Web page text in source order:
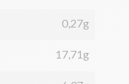
0,27g
17,71g